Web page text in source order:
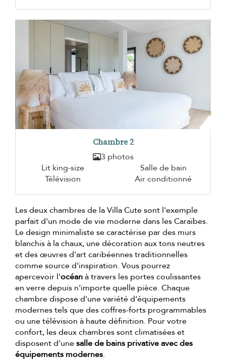
Chambre 2
3 photos
Lit king-size
Salle de bain
Télévision
Air conditionné
Les deux chambres de la Villa Cute sont l'exemple
parfait d'un mode de vie moderne dans les Caraïbes.
Le design minimaliste se caractérise par des murs
blanchis à la chaux, une décoration aux tons neutres
et des œuvres d'art caribéennes traditionnelles
comme source d'inspiration. Vous pourrez
apercevoir l'océanà travers les portes coulissantes
en verre depuis n'importe quelle pièce. Chaque
chambre dispose d'une variété d'équipements
modernes tels que des coffres-forts programmables
ou une télévision à haute définition. Pour votre
confort, les deux chambres sont climatisées et
disposent d'unesalle de bains privative avec des
équipements modernes.